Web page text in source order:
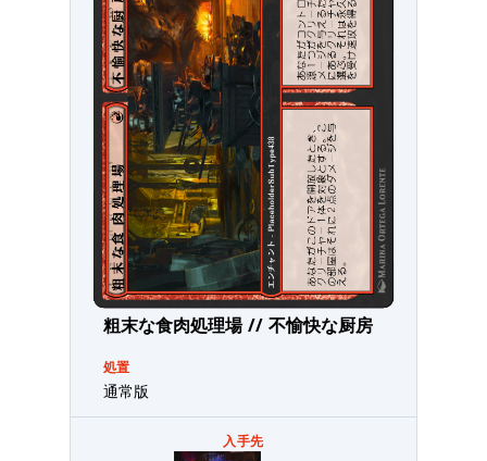
粗末な食肉処理場 // 不愉快な厨房
処置
通常版
入手先